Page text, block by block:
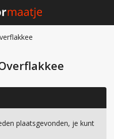
plaatsgevonden, je kunt